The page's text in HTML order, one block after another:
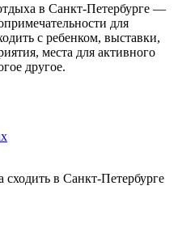
в Санкт-Петербурге —
для
с ребенком, выставки,
места для активного
другое.
в Санкт-Петербурге